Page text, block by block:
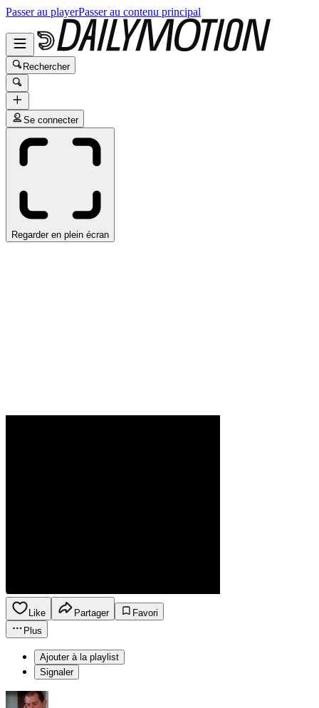
Passer au playerPasser au contenu principal
Rechercher
Se connecter
Regarder en plein écran
Like Partager
Favori
Plus
Ajouter à la playlist
Signaler